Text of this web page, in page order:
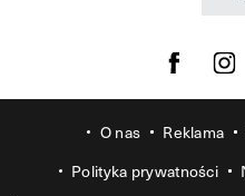
Visit us on
Visit
O nas Reklama
Polityka prywatności